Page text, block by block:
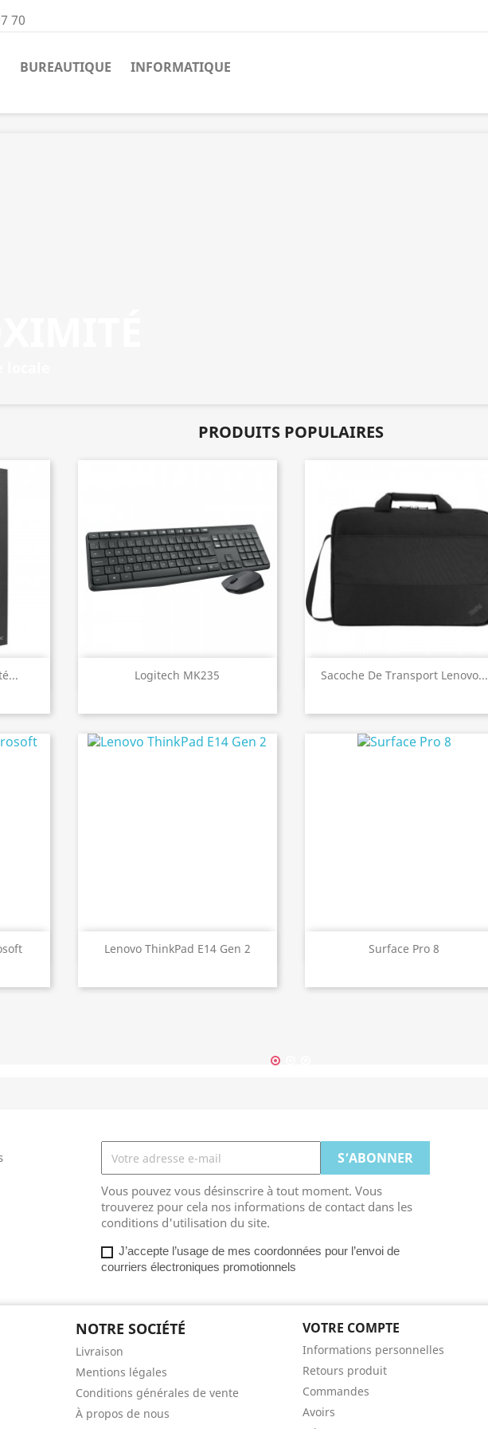
70
BUREAUTIQUE INFORMATIQUE
PRODUITS POPULAIRES
Logitech MK235
Aperçu rapide Sacoche De Transport Lenovo...
Aperçu rapide
Lenovo ThinkPad E14 Gen 2
Aperçu rapide Surface Pro 8
Aperçu rapide
MAITRE DE LA SITUATION
préférés en quelques clics
au bureau, à la maison, commandez votre
vos consommables ou encore vos équipements
1
Vous pouvez vous désinscrire à tout moment. Vous
trouverez pour cela nos informations de contact dans les
conditions d'utilisation du site.
J’accepte l’usage de mes coordonnées pour l’envoi de
courriers électroniques promotionnels
NOTRE SOCIÉTÉ
Livraison
Mentions légales
Conditions générales de vente
À propos de nous
VOTRE COMPTE
Informations personnelles
Retours produit
Commandes
Avoirs